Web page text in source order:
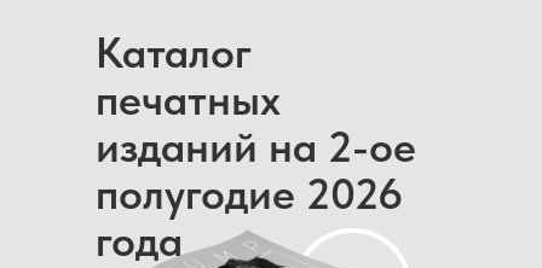
Каталог
печатных
изданий на 2-ое
полугодие 2026
года